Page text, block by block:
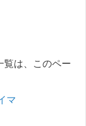
は、このペー
マ